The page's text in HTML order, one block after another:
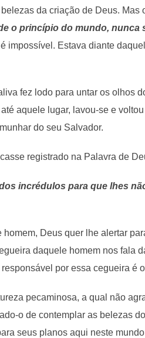
da criação de Deus.
o princípio do mundo,
impossível. Estava diante
fez lodo para untar os olhos
aquele lugar, lavou-se e
do seu Salvador.
registrado na Palavra de
incrédulos para que lhes
Deus quer lhe alertar
daquele homem nos fala
por essa cegueira é
pecaminosa, a qual não
o de contemplar as belezas
seus planos aqui neste